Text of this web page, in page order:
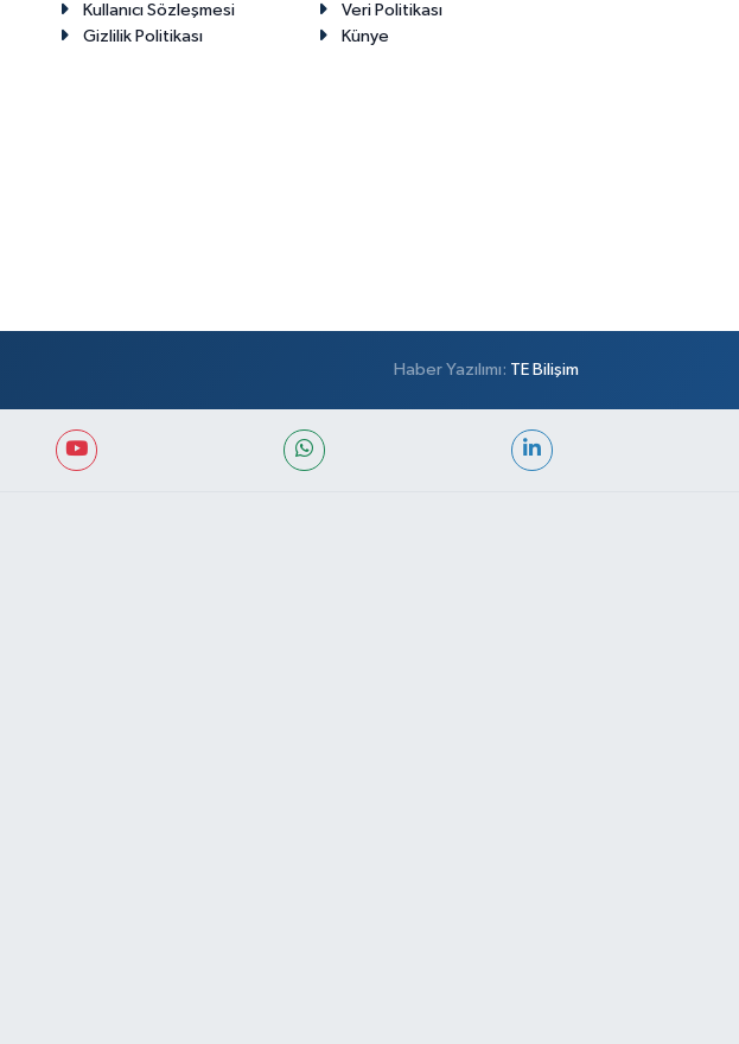
Kullanıcı Sözleşmesi
Veri Politikası
Gizlilik Politikası
Künye
Haber Yazılımı: TE Bilişim